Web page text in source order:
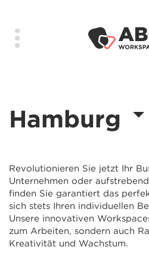
Login
Anfrage
Hamburg
Revolutionieren Sie jetzt Ihr
Unternehmen oder
finden Sie garantiert das
sich stets Ihren individuellen
Unsere innovativen
zum Arbeiten, sondern auch
Kreativität und Wachstum.